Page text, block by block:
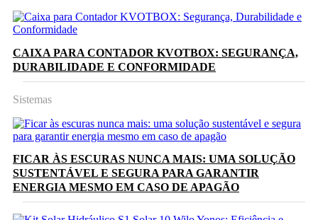
CAIXA PARA CONTADOR KVOTBOX: SEGURANÇA,
DURABILIDADE E CONFORMIDADE
Sistemas
FICAR ÀS ESCURAS NUNCA MAIS: UMA SOLUÇÃO
SUSTENTÁVEL E SEGURA PARA GARANTIR
ENERGIA MESMO EM CASO DE APAGÃO